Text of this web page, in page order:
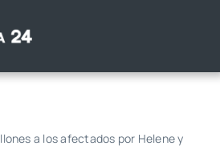
a los afectados por Helene y